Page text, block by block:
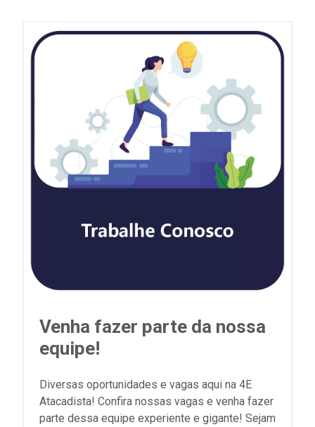
Venha fazer parte da nossa
equipe!
Diversas oportunidades e vagas aqui na 4E
Atacadista! Confira nossas vagas e venha fazer
parte dessa equipe experiente e gigante! Sejam